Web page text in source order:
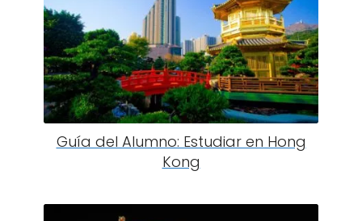
Guía del Alumno: Estudiar en Hong
Kong